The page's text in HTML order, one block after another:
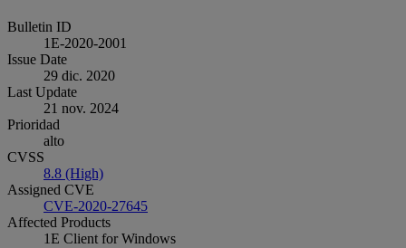
Bulletin ID
1E-2020-2001
Issue Date
29 dic. 2020
Last Update
21 nov. 2024
Prioridad
alto
CVSS
8.8 (High)
Assigned CVE
CVE-2020-27645
Affected Products
1E Client for Windows